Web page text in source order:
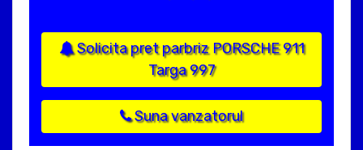
Solicita pret parbriz PORSCHE 911
Targa 997
Suna vanzatorul